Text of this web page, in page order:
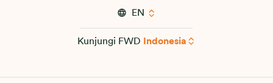
EN
Kunjungi FWD Indonesia